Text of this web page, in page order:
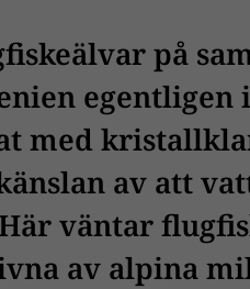
på
egentligen
med
av att
väntar
av alpina